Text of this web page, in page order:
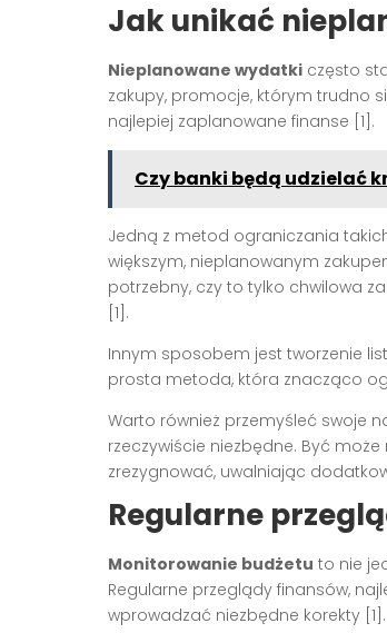
Jak unikać
Nieplanowane wydatki często
zakupy, promocje, którym trudno
najlepiej zaplanowane finanse [1].
Czy banki będą udzielać
Jedną z metod ograniczania
większym, nieplanowanym
potrzebny, czy to tylko chwilowa
[1].
Innym sposobem jest tworzenie
prosta metoda, która znacząco
Warto również przemyśleć swoje
rzeczywiście niezbędne. Być
zrezygnować, uwalniając
Regularne
Monitorowanie budżetu to nie
Regularne przeglądy finansów,
wprowadzać niezbędne korekty [1].